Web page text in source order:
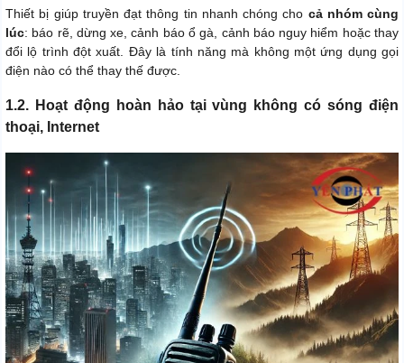
Thiết bị giúp truyền đạt thông tin nhanh chóng cho cả nhóm cùng
lúc: báo rẽ, dừng xe, cảnh báo ổ gà, cảnh báo nguy hiểm hoặc thay
đổi lộ trình đột xuất. Đây là tính năng mà không một ứng dụng gọi
điện nào có thể thay thế được.
1.2. Hoạt động hoàn hảo tại vùng không có sóng điện
thoại, Internet